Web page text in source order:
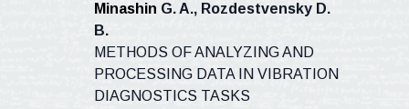
Minashin G. A., RozdestvenskyD.
B.
METHODS OF ANALYZING AND
PROCESSING DATA IN VIBRATION
DIAGNOSTICS TASKS